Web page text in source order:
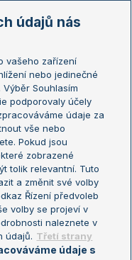
Open
údajů nás
vašeho zařízení
nebo jedinečné
Souhlasím
podporovaly účely
údaje za
vše nebo
Pokud jsou
zobrazené
tolik relevantní. Tuto
a změnit své volby
Řízení předvoleb
volby se projeví v
naleznete v
údajů. Třetí strany
údaje s